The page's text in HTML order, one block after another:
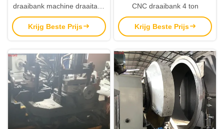
draaibank machine draaitafel
boren machine
Krijg Beste Prijs
CNC draaibank 4 ton
Krijg Beste Prijs